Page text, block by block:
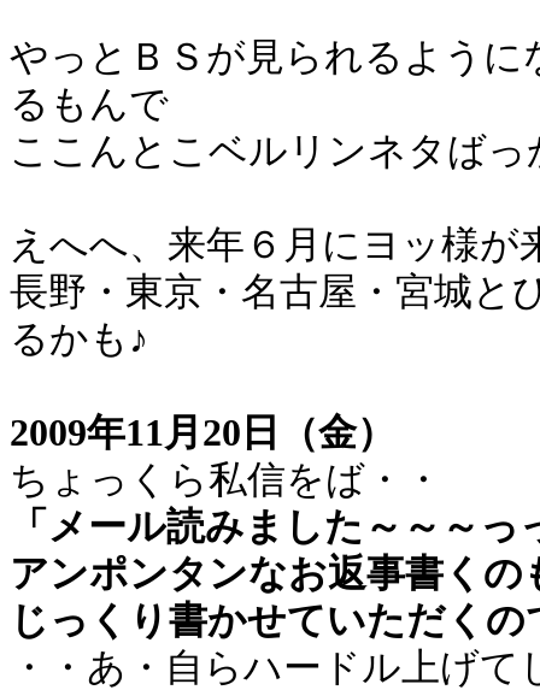
やっとＢＳが見られるよう
るもんで
ここんとこベルリンネタば
えへへ、来年６月にヨッ様が
長野・東京・名古屋・宮城と
るかも♪
2009年11月20日（金）
ちょっくら私信をば・・
「メール読みました～～～
アンポンタンなお返事書くの
じっくり書かせていただく
・・あ・自らハードル上げて